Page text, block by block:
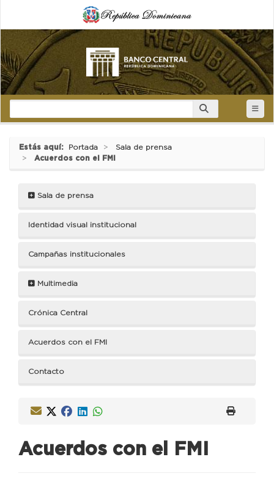
Estás aquí: Portada
Sala de prensa
Acuerdos con el FMI
Sala de prensa
Identidad visual institucional
Campañas institucionales
Multimedia
Crónica Central
Acuerdos con el FMI
Contacto
Acuerdos con el FMI